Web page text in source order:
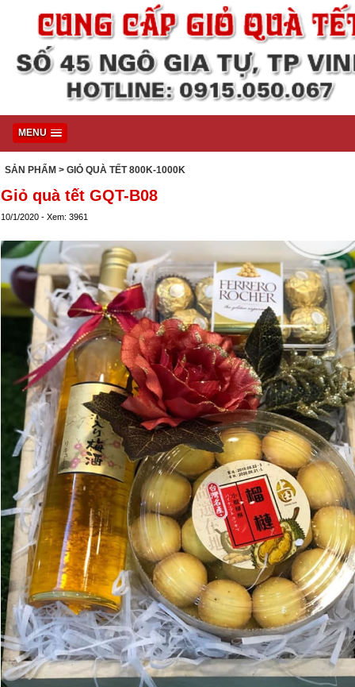
MENU
SẢN PHẨM > GIỎ QUÀ TẾT 800K-1000K
Giỏ quà tết GQT-B08
10/1/2020 - Xem: 3961